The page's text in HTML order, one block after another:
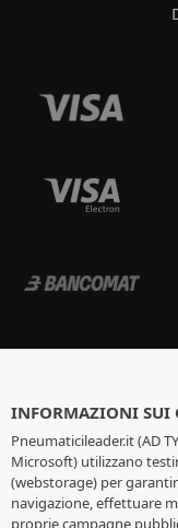
INFORMAZIONI SUI
Pneumaticileader.it (AD
Microsoft) utilizzano
(webstorage) per
navigazione, effettuare
proprie campagne